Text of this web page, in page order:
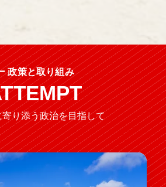
政策と取り組み
り添う政治を目指して